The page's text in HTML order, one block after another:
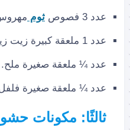
عدد 3 فصوص ثوم
عدد 1 ملعقة كبيرة زيت زيتون، أو زيت نباتي.
عدد ¼ ملعقة صغيرة ملح.
عدد ¼ ملعقة صغيرة
ثالثًا: مكونات حشوة